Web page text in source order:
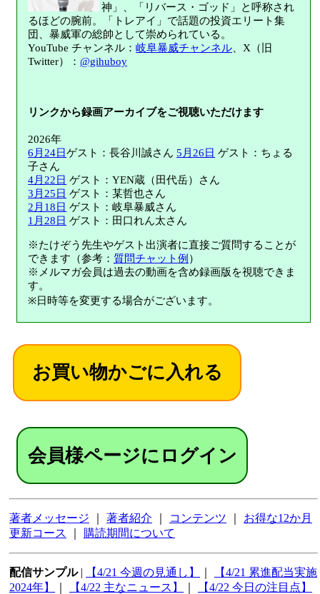
神」、「リバース・ゴッド」と呼称され
るほどの腕前。「トレアイ」で話題の投資エリート集
団、暴威軍の総帥として崇められている。
YouTube チャンネル：岐阜暴威チャンネル 、X（旧
Twitter）：@gihuboy
リンクから録画アーカイブをご視聴いただけます
2026年
6月24日ゲスト：長谷川誠さん5月26日 ゲスト：ちょる
子さん
4月22日 ゲスト：YEN蔵（田代岳）さん
3月25日 ゲスト：某哲也さん
2月18日 ゲスト：岐阜暴威さん
1月28日 ゲスト：田口れん太さん
※たけぞう先生やゲスト出演者に直接ご質問することが
できます（参考：質問チャット例 ）
※メルマガ会員は過去の動画を含め録画版を視聴できま
す。
※日時等を変更する場合がございます。
会員様ページにログイン
著者メッセージ 著者紹介 コンテンツ
お得な12か月
更新コース
購読期間について
配信サンプル| 【4/21 今週の見通し】
【4/21 累進配当実施
2024年】
【4/22 主なニュース】
【4/22 今日の注目点】